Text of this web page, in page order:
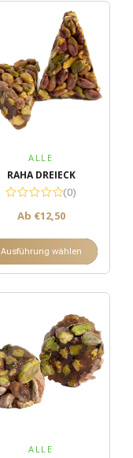
ALLE
RAHA DREIECK
(0)
Ab €12,50
Ausführung wählen
ALLE